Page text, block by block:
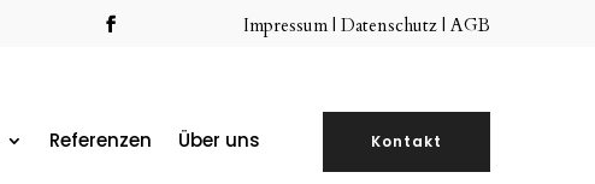
Impressum | Datenschutz | AGB
Referenzen Über uns Kontakt